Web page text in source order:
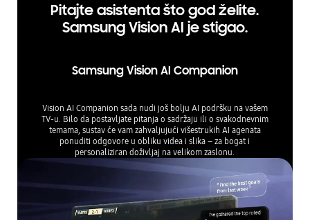
Pitajte asistenta što god želite.
Samsung Vision AI je stigao.
Samsung Vision AI Companion
Vision AI Companion sada nudi još bolju AI podršku na vašem
TV-u. Bilo da postavljate pitanja o sadržaju ili o svakodnevnim
temama, sustav će vam zahvaljujući višestrukih AI agenata
ponuditi odgovore u obliku videa i slika – za bogat i
personaliziran doživljaj na velikom zaslonu.